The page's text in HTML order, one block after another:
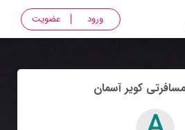
ورود عضویت
کوير آسمان